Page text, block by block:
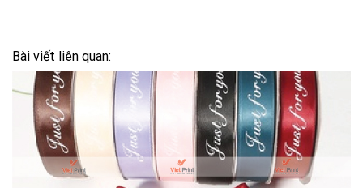
Bài viết liên quan: